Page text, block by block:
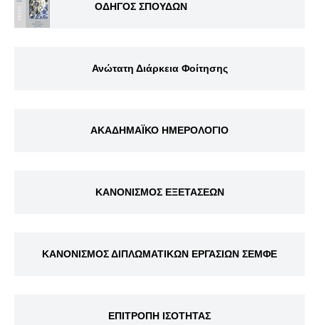
ΟΔΗΓΟΣ ΣΠΟΥΔΩΝ
Ανώτατη Διάρκεια Φοίτησης
ΑΚΑΔΗΜΑΪΚΟ ΗΜΕΡΟΛΟΓΙΟ
ΚΑΝΟΝΙΣΜΟΣ ΕΞΕΤΑΣΕΩΝ
ΚΑΝΟΝΙΣΜΟΣ ΔΙΠΛΩΜΑΤΙΚΩΝ ΕΡΓΑΣΙΩΝ ΣΕΜΦΕ
ΕΠΙΤΡΟΠΗ ΙΣΟΤΗΤΑΣ